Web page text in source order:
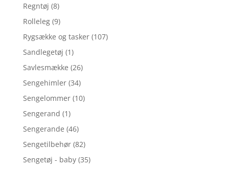
Regntøj (8)
Rolleleg (9)
Rygsække og tasker (107)
Sandlegetøj (1)
Savlesmække (26)
Sengehimler (34)
Sengelommer (10)
Sengerand (1)
Sengerande (46)
Sengetilbehør (82)
Sengetøj - baby (35)